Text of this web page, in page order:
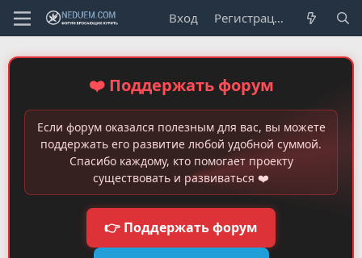
Вход Регистрация
❤️ Поддержать форум
Если форум оказался полезным для вас, вы можете
поддержать его развитие любой удобной суммой.
Спасибо каждому, кто помогает проекту
существовать и развиваться ❤️
👉 Поддержать форум